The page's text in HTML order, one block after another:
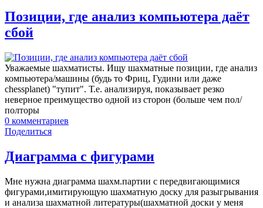
Позиции, где анализ компьютера даёт
сбой
Уважаемые шахматисты. Ищу шахматные позиции, где анализ
компьютера/машины (будь то Фриц, Гудини или даже
chessplanet) "тупит". Т.е. анализируя, показывает резко
неверное преимущество одной из сторон (больше чем пол/
полторы
0 комментариев
Поделиться
Диаграмма с фигурами
Мне нужна диаграмма шахм.партии с передвигающимися
фигурами,имитирующую шахматную доску для разыгрывания
и анализа шахматной литературы(шахматной доски у меня